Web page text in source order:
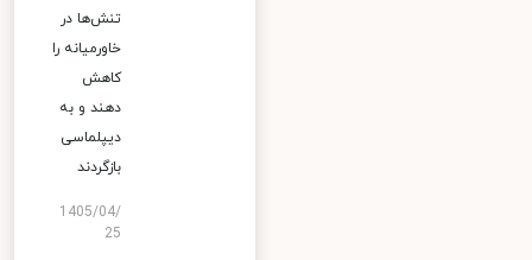
تنش‌ها در
خاورمیانه را
کاهش
دهند و به
دیپلماسی
بازگردند
1405/04/
25